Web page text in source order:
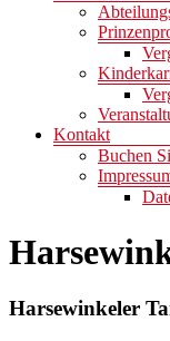
Kontakt
Buchen
Harsewinkeler